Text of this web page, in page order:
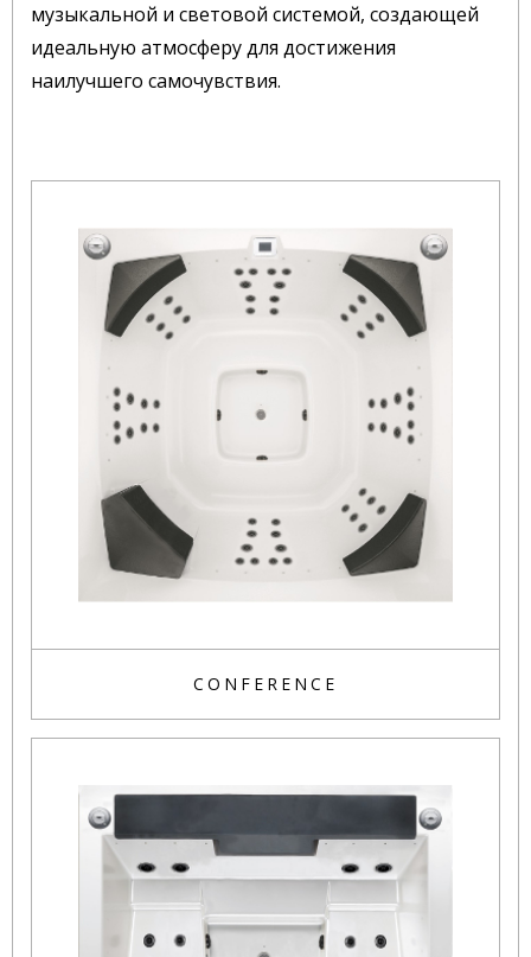
музыкальной и световой системой, создающей
идеальную атмосферу для достижения
наилучшего самочувствия.
CONFERENCE